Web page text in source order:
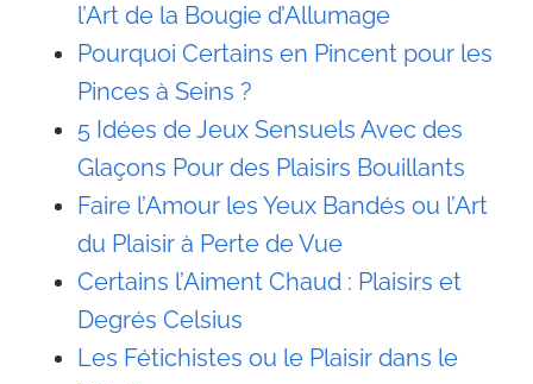
l’Art de la Bougie d’Allumage
Pourquoi Certains en Pincent pour les
Pinces à Seins ?
5 Idées de Jeux Sensuels Avec des
Glaçons Pour des Plaisirs Bouillants
Faire l’Amour les Yeux Bandés ou l’Art
du Plaisir à Perte de Vue
Certains l’Aiment Chaud : Plaisirs et
Degrés Celsius
Les Fétichistes ou le Plaisir dans le